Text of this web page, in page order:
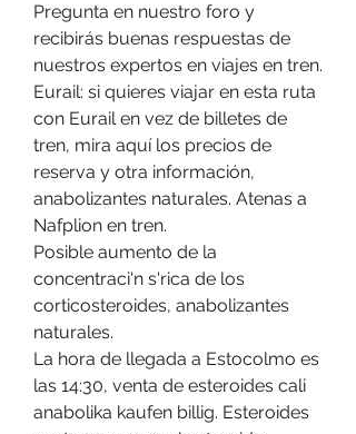
Pregunta en nuestro foro y
recibirás buenas respuestas de
nuestros expertos en viajes en tren.
Eurail: si quieres viajar en esta ruta
con Eurail en vez de billetes de
tren, mira aquí los precios de
reserva y otra información,
anabolizantes naturales. Atenas a
Nafplion en tren.
Posible aumento de la
concentraci'n s'rica de los
corticosteroides, anabolizantes
naturales.
La hora de llegada a Estocolmo es
las 14:30, venta de esteroides cali
anabolika kaufen billig. Esteroides